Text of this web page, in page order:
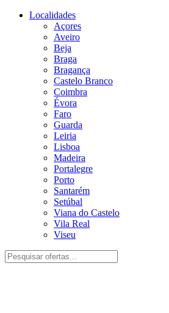
Localidades
Açores
Aveiro
Beja
Braga
Bragança
Castelo Branco
Coimbra
Évora
Faro
Guarda
Leiria
Lisboa
Madeira
Portalegre
Porto
Santarém
Setúbal
Viana do Castelo
Vila Real
Viseu